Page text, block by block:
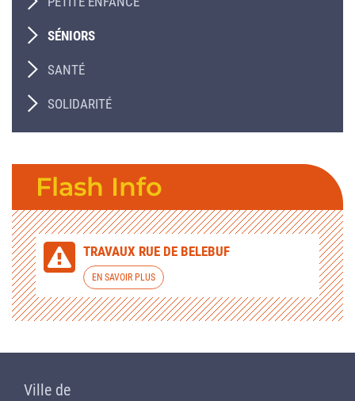
SÉNIORS
SANTÉ
SOLIDARITÉ
Flash Info
TRAVAUX RUE DE BELEBUF
EN SAVOIR PLUS
Ville de